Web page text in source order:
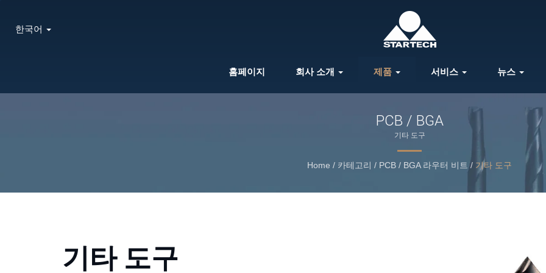
홈페이지 회사 소개 제품 서비스 뉴스
한국어
PCB / BGA
기타 도구
Home / 카테고리 / PCB / BGA 라우터 비트 / 기타 도구
기타 도구